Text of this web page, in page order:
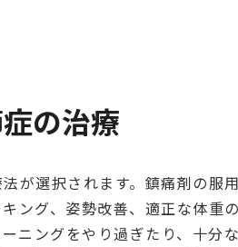
の治療
が選択されます。鎮痛剤の服
ング、姿勢改善、適正な体重
ニングをやり過ぎたり、十分